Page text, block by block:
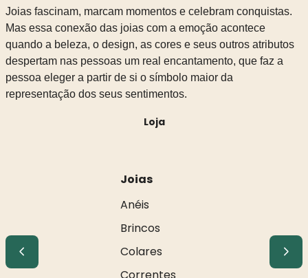
Joias fascinam, marcam momentos e celebram conquistas.
Mas essa conexão das joias com a emoção acontece
quando a beleza, o design, as cores e seus outros atributos
despertam nas pessoas um real encantamento, que faz a
pessoa eleger a partir de si o símbolo maior da
representação dos seus sentimentos.
Loja
Joias
Anéis
Brincos
Colares
Correntes